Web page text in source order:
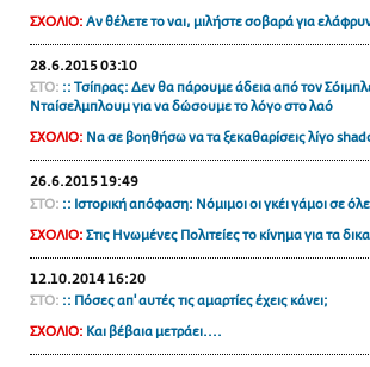
ΣΧΟΛΙΟ: Αν θέλετε το ναι, μιλήστε σοβαρά για
28.6.2015 03:10
ΣΤΟ: :: Tσίπρας: Δεν θα πάρουμε άδεια από τον
Νταίσελμπλουμ για να δώσουμε το λόγο στο λαό
ΣΧΟΛΙΟ: Να σε βοηθήσω να τα ξεκαθαρίσεις λίγο
26.6.2015 19:49
ΣΤΟ: :: Ιστορική απόφαση: Νόμιμοι οι γκέι γάμοι σε
ΣΧΟΛΙΟ: Στις Ηνωμένες Πολιτείες το κίνημα για τα
12.10.2014 16:20
ΣΤΟ: :: Πόσες απ' αυτές τις αμαρτίες έχεις κάνει;
ΣΧΟΛΙΟ: Και βέβαια μετράει....